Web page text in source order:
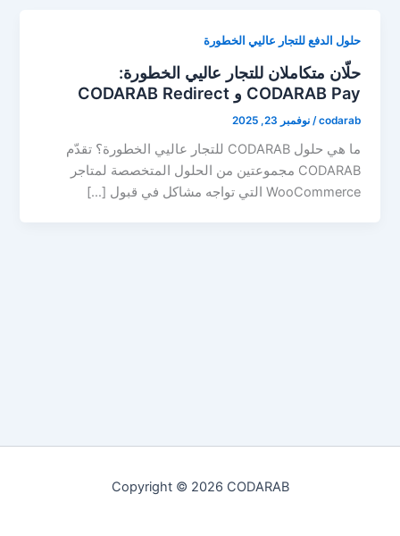
حلول الدفع للتجار عاليي الخطورة
حلّان متكاملان للتجار عاليي الخطورة:
CODARAB Pay و CODARAB Redirect
codarab
/نوفمبر 23, 2025
ما هي حلول CODARAB للتجار عاليي الخطورة؟ تقدّم
CODARAB مجموعتين من الحلول المتخصصة لمتاجر
WooCommerce التي تواجه مشاكل في قبول […]
Copyright © 2026 CODARAB